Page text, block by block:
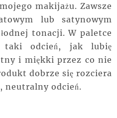
makijażu. Zawsze
lub satynowym
tonacji. W paletce
taki odcień, jak lubię
i miękki przez co nie
dobrze się rozciera
neutralny odcień.